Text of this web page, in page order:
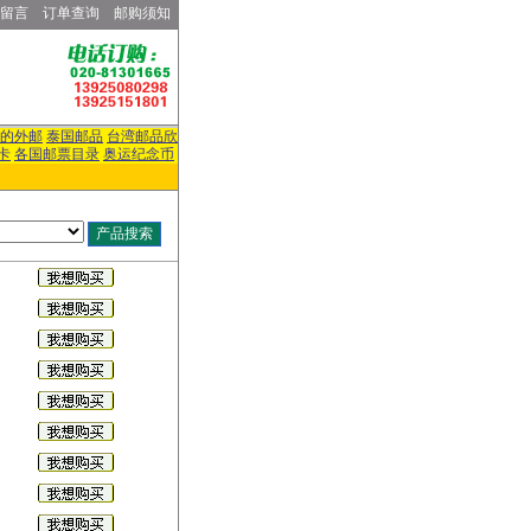
言 订单查询 邮购须知
外邮 泰国邮品 台湾邮品欣
各国邮票目录 奥运纪念币